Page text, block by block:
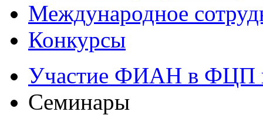
Международное
Конкурсы
Участие ФИАН в ФЦП
Семинары